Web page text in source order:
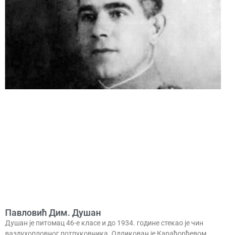
Павловић Дим. Душан
Душан је питомац 46-е класе и до 1934. године стекао је чин
ваздухопловног потпуковника. Одликован је Карађорђевом